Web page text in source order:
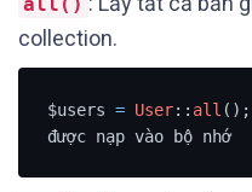
collection.
$users = User:: all ();
được nạp vào bộ nhớ